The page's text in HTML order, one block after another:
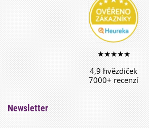
★★★★★
4,9 hvězdiček
7000+ recenzí
Newsletter